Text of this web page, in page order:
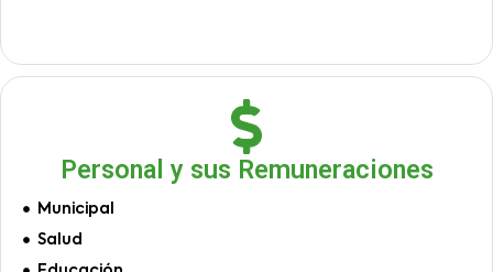
Personal y sus Remuneraciones
Municipal
Salud